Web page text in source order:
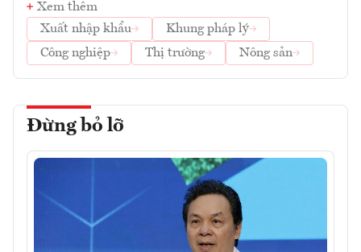
Xem thêm
Xuất nhập khẩu
Khung pháp lý
Công nghiệp
Thị trường Nông sản
Đừng bỏ lỡ